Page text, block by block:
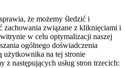
że możemy śledzić i
zachowania związane z kliknięciami i
w celu optymalizacji naszej
ogólnego doświadczenia
użytkownika na tej stronie
z następujących usług stron trzecich: